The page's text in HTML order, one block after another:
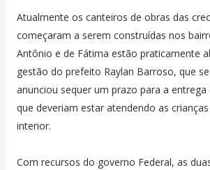
Atualmente os canteiros de obras das
começaram a serem construídas nos
Antônio e de Fátima estão praticamente
gestão do prefeito Raylan Barroso, que
anunciou sequer um prazo para a
que deveriam estar atendendo as
interior.
Com recursos do governo Federal, as